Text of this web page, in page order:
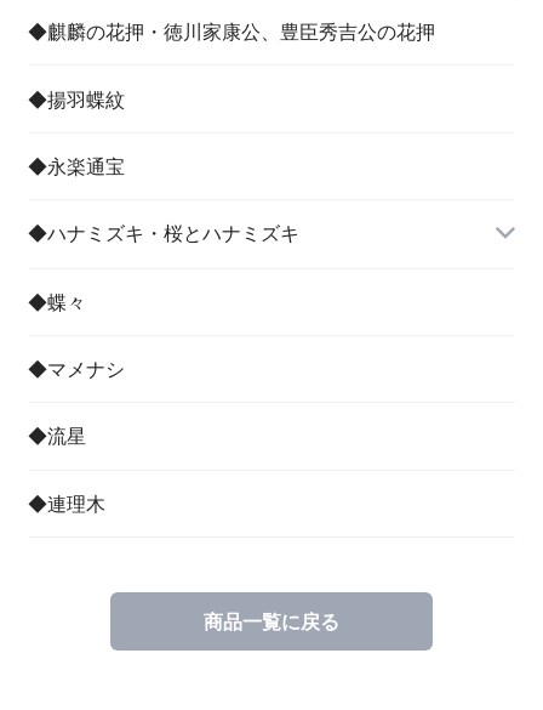
◆麒麟の花押・徳川家康公、豊臣秀吉公の花押
◆揚羽蝶紋
◆永楽通宝
◆ハナミズキ・桜とハナミズキ
◆蝶々
◆マメナシ
◆流星
◆連理木
商品一覧に戻る